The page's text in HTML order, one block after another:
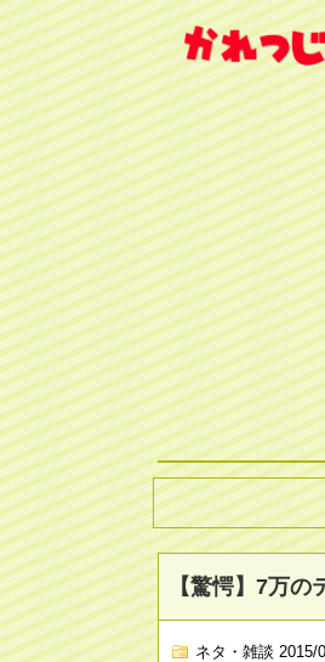
【驚愕】7万
ネタ・雑談 2015/